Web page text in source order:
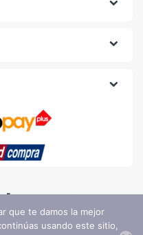
que te damos la mejor
usando este sitio,